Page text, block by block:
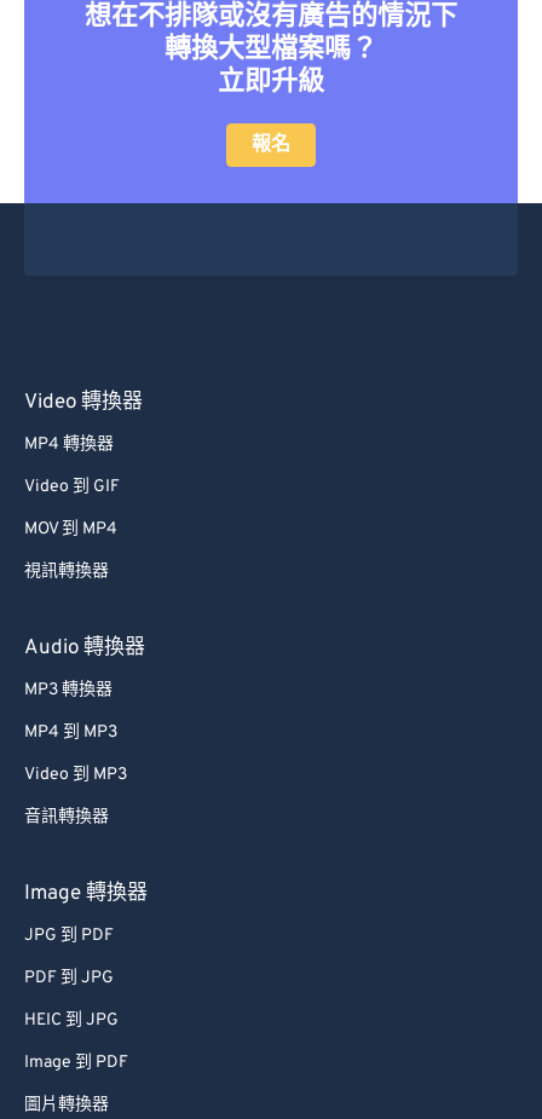
想在不排隊或沒有廣告的情況下
轉換大型檔案嗎？
立即升級
報名
Video 轉換器
MP4 轉換器
Video 到 GIF
MOV 到 MP4
視訊轉換器
Audio 轉換器
MP3 轉換器
MP4 到 MP3
Video 到 MP3
音訊轉換器
Image 轉換器
JPG 到 PDF
PDF 到 JPG
HEIC 到 JPG
Image 到 PDF
圖片轉換器